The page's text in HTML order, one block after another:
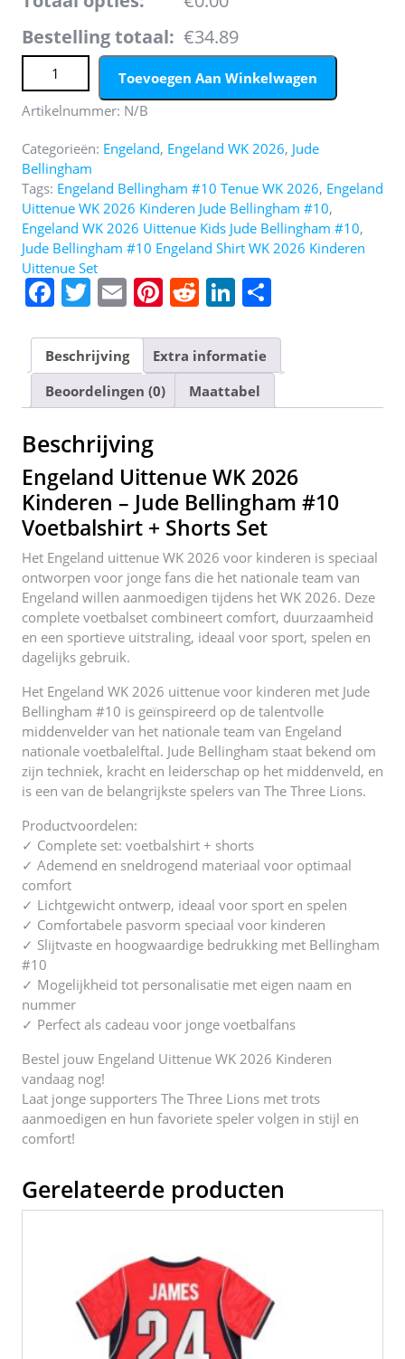
Bestelling totaal: €34.89
Engeland Uittenue WK 2026 Kinderen – Jude Bellingham
#10 Voetbalshirt + Shorts Set aantal
Toevoegen Aan Winkelwagen
Artikelnummer: N/B
Categorieën: Engeland, Engeland WK 2026, Jude
Bellingham
Tags: Engeland Bellingham #10 Tenue WK 2026, Engeland
Uittenue WK 2026 Kinderen Jude Bellingham #10,
Engeland WK 2026 Uittenue Kids Jude Bellingham #10,
Jude Bellingham #10 Engeland Shirt WK 2026 Kinderen
Uittenue Set
F
c
e
b
o
o
k
T
itt
er
E
ai
l
Pi
er
e
st
R
d
di
t
Li
k
e
dI
e
n
Beschrijving
Extra informatie
Beoordelingen (0)
Maattabel
Beschrijving
Engeland Uittenue WK 2026
Kinderen – Jude Bellingham #10
Voetbalshirt + Shorts Set
Het Engeland uittenue WK 2026 voor kinderen is speciaal
ontworpen voor jonge fans die het nationale team van
Engeland willen aanmoedigen tijdens het WK 2026. Deze
complete voetbalset combineert comfort, duurzaamheid
en een sportieve uitstraling, ideaal voor sport, spelen en
dagelijks gebruik.
Het Engeland WK 2026 uittenue voor kinderen met Jude
Bellingham #10 is geïnspireerd op de talentvolle
middenvelder van het nationale team van Engeland
nationale voetbalelftal. Jude Bellingham staat bekend om
zijn techniek, kracht en leiderschap op het middenveld, en
is een van de belangrijkste spelers van The Three Lions.
Productvoordelen:
✓ Complete set: voetbalshirt + shorts
✓ Ademend en sneldrogend materiaal voor optimaal
comfort
✓ Lichtgewicht ontwerp, ideaal voor sport en spelen
✓ Comfortabele pasvorm speciaal voor kinderen
✓ Slijtvaste en hoogwaardige bedrukking met Bellingham
#10
✓ Mogelijkheid tot personalisatie met eigen naam en
nummer
✓ Perfect als cadeau voor jonge voetbalfans
Bestel jouw Engeland Uittenue WK 2026 Kinderen
vandaag nog!
Laat jonge supporters The Three Lions met trots
aanmoedigen en hun favoriete speler volgen in stijl en
comfort!
Gerelateerde producten